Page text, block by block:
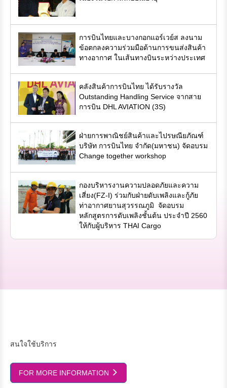
การบินไทยและบางกอกแอร์เวย์ส ลงนาม
ข้อตกลงความร่วมมือด้านการขนส่งสินค้า
ทางอากาศ ในเส้นทางบินระหว่างประเทศ
คลังสินค้าการบินไทย ได้รับรางวัล
Outstanding Handling Service จากสาย
การบิน DHL AVIATION (3S)
ฝ่ายการพาณิชย์สินค้าและไปรษณียภัณฑ์
บริษัท การบินไทย จำกัด(มหาชน) จัดอบรม
Change together workshop
กองบริหารงานความปลอดภัยและความ
เสี่ยง(FZ-I) ร่วมกับฝ่ายดับเพลิงและกู้ภัย
ท่าอากาศยานสุวรรณภูมิ จัดอบรม
หลักสูตรการดับเพลิงชั้นต้น ประจำปี 2560
ให้กับผู้บริหาร THAI Cargo
สนใจใช้บริการ
FOR MORE INFORMATION